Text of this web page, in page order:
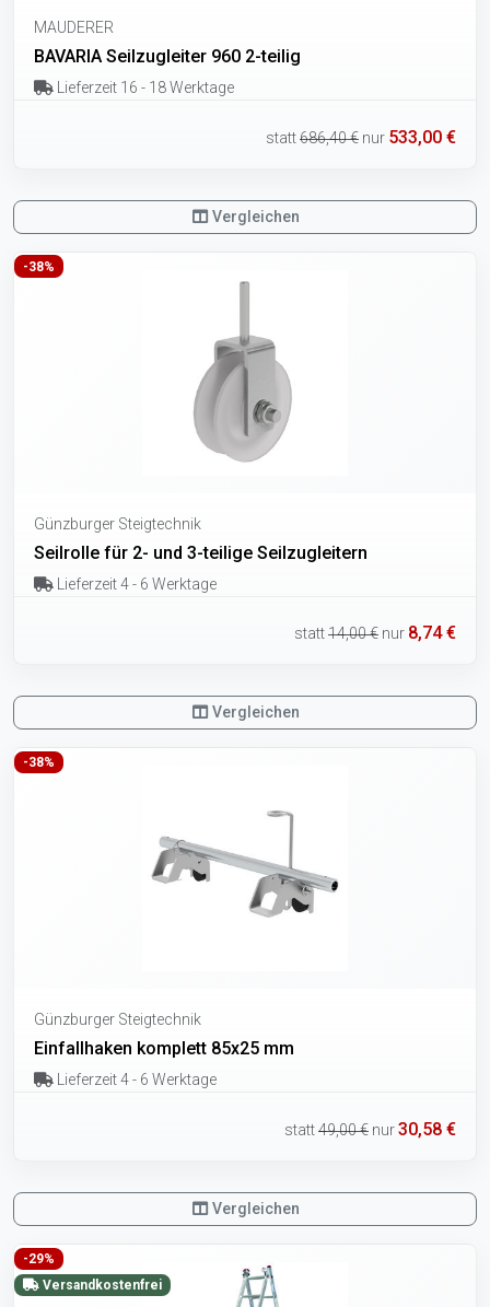
MAUDERER
BAVARIA Seilzugleiter 960 2-teilig
Lieferzeit 16 - 18 Werktage
statt686,40 € nur 533,00 €
Vergleichen
-38%
Günzburger Steigtechnik
Seilrolle für 2- und 3-teilige Seilzugleitern
Lieferzeit 4 - 6 Werktage
statt14,00 € nur 8,74 €
Vergleichen
-38%
Günzburger Steigtechnik
Einfallhaken komplett 85x25 mm
Lieferzeit 4 - 6 Werktage
statt49,00 € nur30,58 €
Vergleichen
-29%
Versandkostenfrei